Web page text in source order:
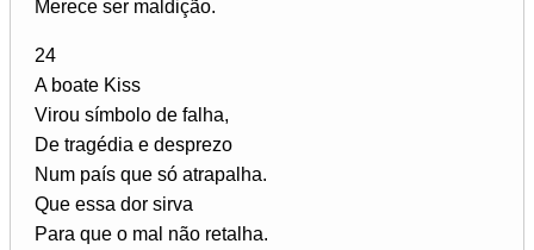
Merece ser maldição.
24
A boate Kiss
Virou símbolo de falha,
De tragédia e desprezo
Num país que só atrapalha.
Que essa dor sirva
Para que o mal não retalha.